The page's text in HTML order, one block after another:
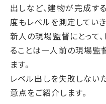
出しなど、建物が完成す
度もレベルを測定していき
新人の現場監督にとって
ることは一人前の現場監
ます。
レベル出しを失敗しない
意点をご紹介します。